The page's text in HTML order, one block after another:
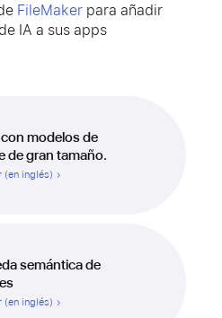
FileMaker para añadir
IA a sus apps
modelos de
de gran tamaño.
(en inglés)
semántica de
(en inglés)